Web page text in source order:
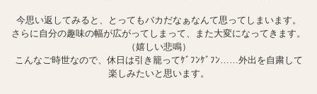
今思い返してみると、とってもバカだなぁなんて思ってしまいます。
さらに自分の趣味の幅が広がってしまって、また大変になってきます。
（嬉しい悲鳴）
こんなご時世なので、休日は引き籠ってｹﾞﾌﾝｹﾞﾌﾝ……外出を自粛して
楽しみたいと思います。